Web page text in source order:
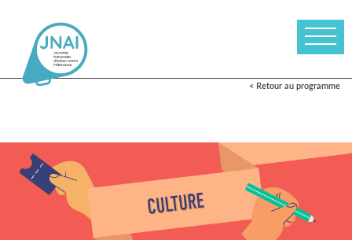
< Retour au programme